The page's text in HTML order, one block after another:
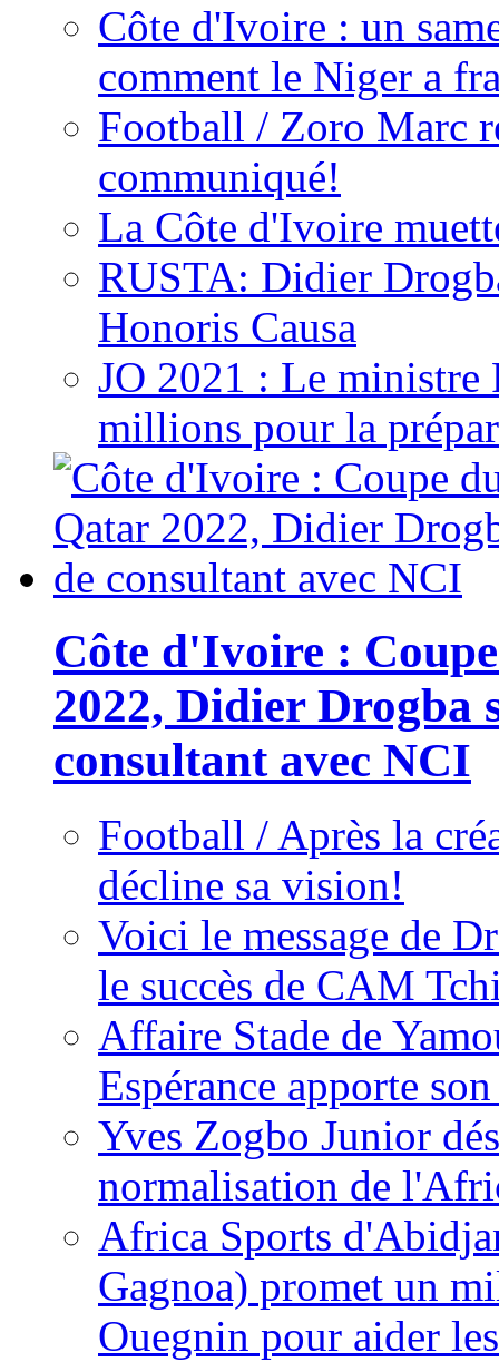
Côte d'Ivoire : un
comment le Niger a
Football / Zoro Marc
communiqué!
La Côte d'Ivoire
RUSTA: Didier
Honoris Causa
JO 2021 : Le ministre
millions pour la
Côte d'Ivoire :
2022, Didier Drogba
consultant avec NCI
Football / Après la
décline sa vision!
Voici le message de
le succès de CAM
Affaire Stade de
Espérance apporte
Yves Zogbo Junior
normalisation de
Africa Sports
Gagnoa) promet un
Ouegnin pour aider